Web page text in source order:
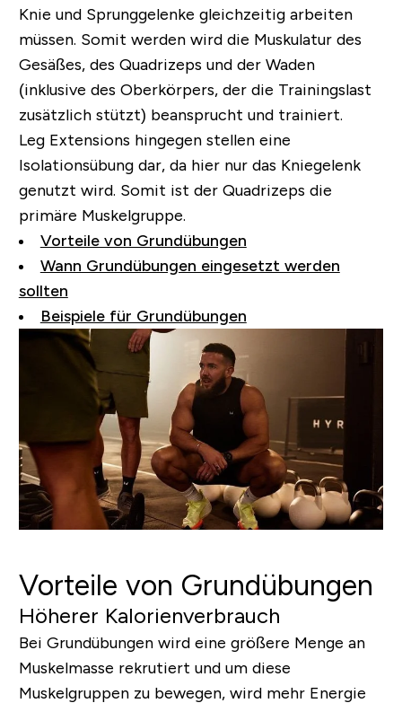
Knie und Sprunggelenke gleichzeitig arbeiten
müssen. Somit werden wird die Muskulatur des
Gesäßes, des Quadrizeps und der Waden
(inklusive des Oberkörpers, der die Trainingslast
zusätzlich stützt) beansprucht und trainiert.
Leg Extensions hingegen stellen eine
Isolationsübung dar, da hier nur das Kniegelenk
genutzt wird. Somit ist der Quadrizeps die
primäre Muskelgruppe.
Vorteile von Grundübungen
Wann Grundübungen eingesetzt werden
sollten
Beispiele für Grundübungen
Vorteile von Grundübungen
Höherer Kalorienverbrauch
Bei Grundübungen wird eine größere Menge an
Muskelmasse rekrutiert und um diese
Muskelgruppen zu bewegen, wird mehr Energie